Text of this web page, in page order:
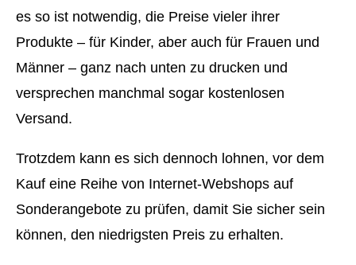
es so ist notwendig, die Preise vieler ihrer
Produkte – für Kinder, aber auch für Frauen und
Männer – ganz nach unten zu drucken und
versprechen manchmal sogar kostenlosen
Versand.
Trotzdem kann es sich dennoch lohnen, vor dem
Kauf eine Reihe von Internet-Webshops auf
Sonderangebote zu prüfen, damit Sie sicher sein
können, den niedrigsten Preis zu erhalten.